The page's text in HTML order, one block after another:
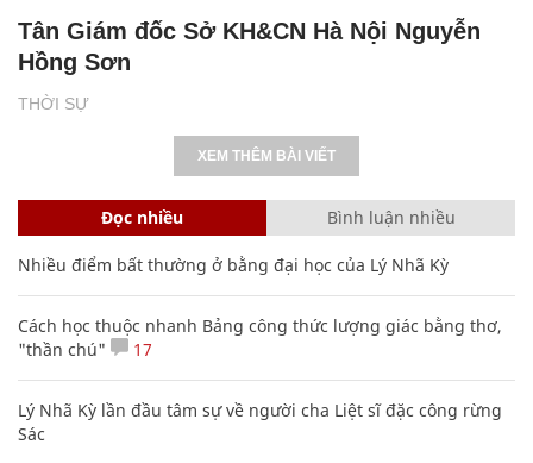
THỜI SỰ
Tân Giám đốc Sở KH&CN Hà Nội Nguyễn
Hồng Sơn
XEM THÊM BÀI VIẾT
Đọc nhiều Bình luận nhiều
Nhiều điểm bất thường ở bằng đại học của Lý Nhã Kỳ
Cách học thuộc nhanh Bảng công thức lượng giác bằng thơ,
"thần chú"
17
Lý Nhã Kỳ lần đầu tâm sự về người cha Liệt sĩ đặc công rừng
Sác